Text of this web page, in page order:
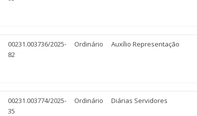
00231.003736/2025-
82
Ordinário Auxílio Representação
00231.003774/2025-
35
Ordinário Diárias Servidores